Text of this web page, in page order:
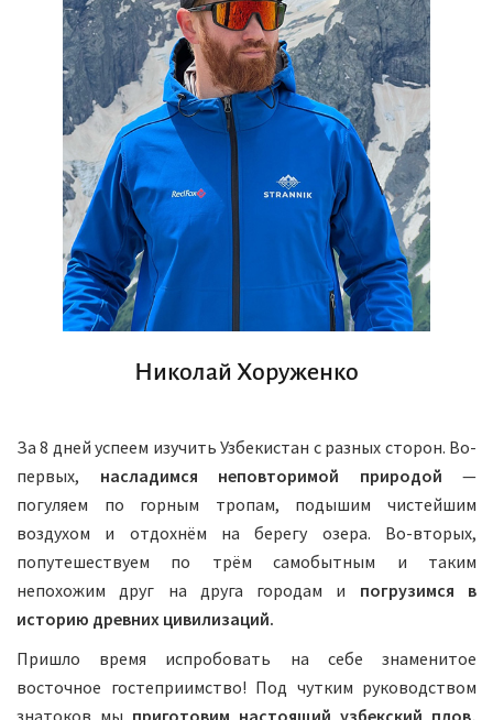
Николай Хоруженко
За 8 дней успеем изучить Узбекистан с разных сторон. Во-
первых, насладимся неповторимой природой —
погуляем по горным тропам, подышим чистейшим
воздухом и отдохнём на берегу озера. Во-вторых,
попутешествуем по трём самобытным и таким
непохожим друг на друга городам и погрузимся в
историю древних цивилизаций.
Пришло время испробовать на себе знаменитое
восточное гостеприимство! Под чутким руководством